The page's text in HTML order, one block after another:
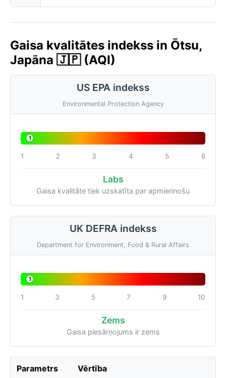
Gaisa kvalitātes indekss in Ōtsu,
Japāna 🇯🇵 (AQI)
US EPA indekss
Environmental Protection Agency
1
1 2 3 4 5 6
Labs
Gaisa kvalitāte tiek uzskatīta par apmierinošu
UK DEFRA indekss
Department for Environment, Food & Rural Affairs
1
1 3 5 7 9 10
Zems
Gaisa piesārņojums ir zems
Parametrs Vērtība